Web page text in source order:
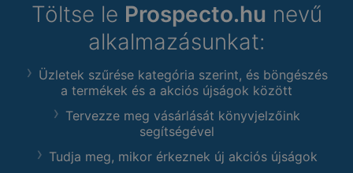
Töltse le Prospecto.hu nevű
alkalmazásunkat:
Üzletek szűrése kategória szerint, és böngészés
a termékek és a akciós újságok között
Tervezze meg vásárlását könyvjelzőink
segítségével
Tudja meg, mikor érkeznek új akciós újságok